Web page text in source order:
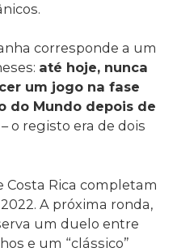
corresponde a um
até hoje, nunca
um jogo na fase
do Mundo depois de
– o registo era de dois
Costa Rica completam
A próxima ronda,
um duelo entre
e um “clássico”